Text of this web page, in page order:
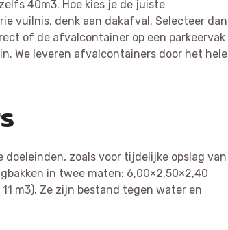
40m3. Hoe kies je de juiste
vuilnis, denk aan dakafval. Selecteer dan
of de afvalcontainer op een parkeervak
We leveren afvalcontainers door het hele
zoals voor tijdelijke opslag van
in twee maten: 6,00×2,50×2,40
m3). Ze zijn bestand tegen water en